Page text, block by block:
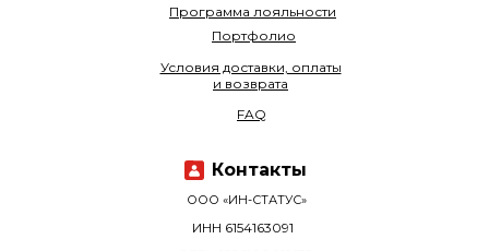
Программа лояльности
Портфолио
ООО «ИН-СТАТУС»
ИНН 6154163091
Условия доставки, оплаты
и возврата
FAQ
Контакты